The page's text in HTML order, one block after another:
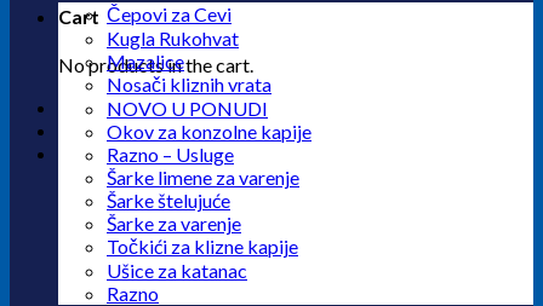
Cart
No products in the cart.
Čepovi za Cevi
Kugla Rukohvat
Mazalice
Nosači kliznih vrata
NOVO U PONUDI
Okov za konzolne kapije
Razno – Usluge
Šarke limene za varenje
Šarke štelujuće
Šarke za varenje
Točkići za klizne kapije
Ušice za katanac
Razno